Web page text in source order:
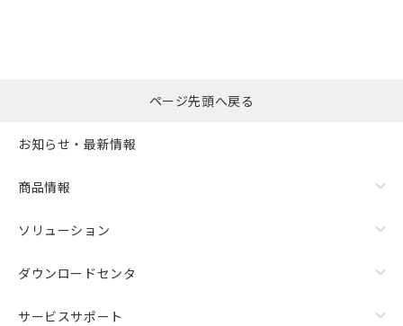
ページ先頭へ戻る
お知らせ・最新情報
商品情報
ソリューション
ダウンロードセンタ
サービスサポート